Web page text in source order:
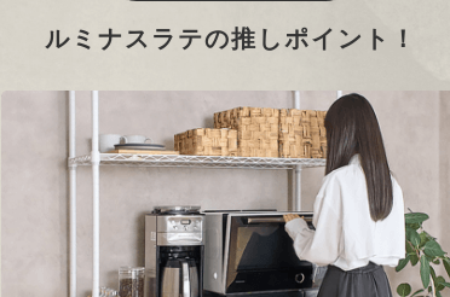
ルミナスラテの推しポイント！